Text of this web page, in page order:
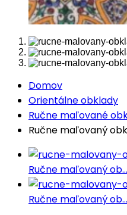
Domov
Orientálne obklady
Ručne maľované
Ručne maľovaný
Ručne maľovaný ob...
Ručne maľovaný ob...